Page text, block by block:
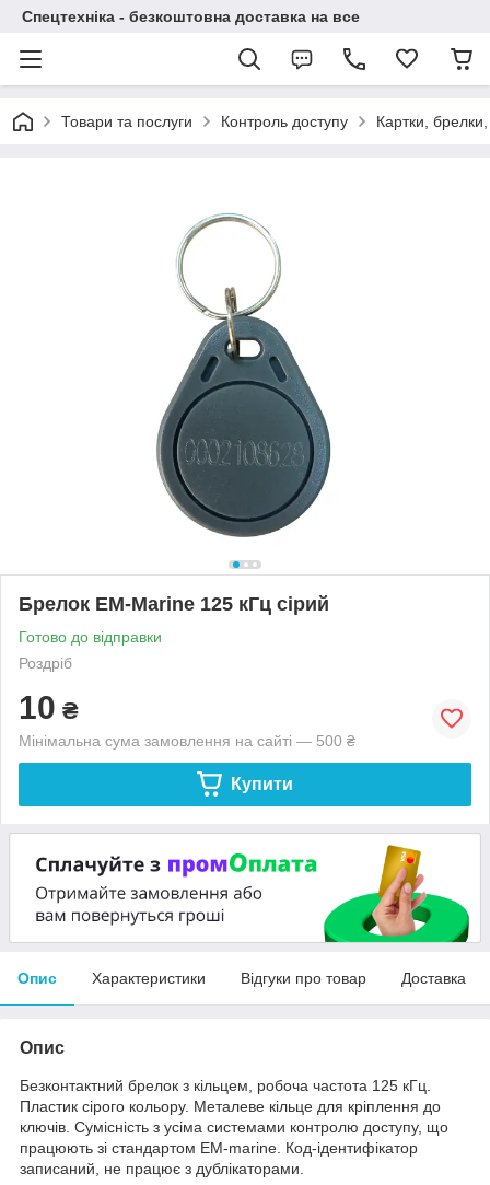
Спецтехніка - безкоштовна доставка на все
Товари та послуги Контроль доступу Картки, брелки,
Брелок EM-Marine 125 кГц сірий
Готово до відправки
Роздріб
10 ₴
Мінімальна сума замовлення на сайті — 500 ₴
Купити
Опис Характеристики Відгуки про товар Доставка
Опис
Безконтактний брелок з кільцем, робоча частота 125 кГц.
Пластик сірого кольору. Металеве кільце для кріплення до
ключів. Сумісність з усіма системами контролю доступу, що
працюють зі стандартом EM-marine. Код-ідентифікатор
записаний, не працює з дублікаторами.